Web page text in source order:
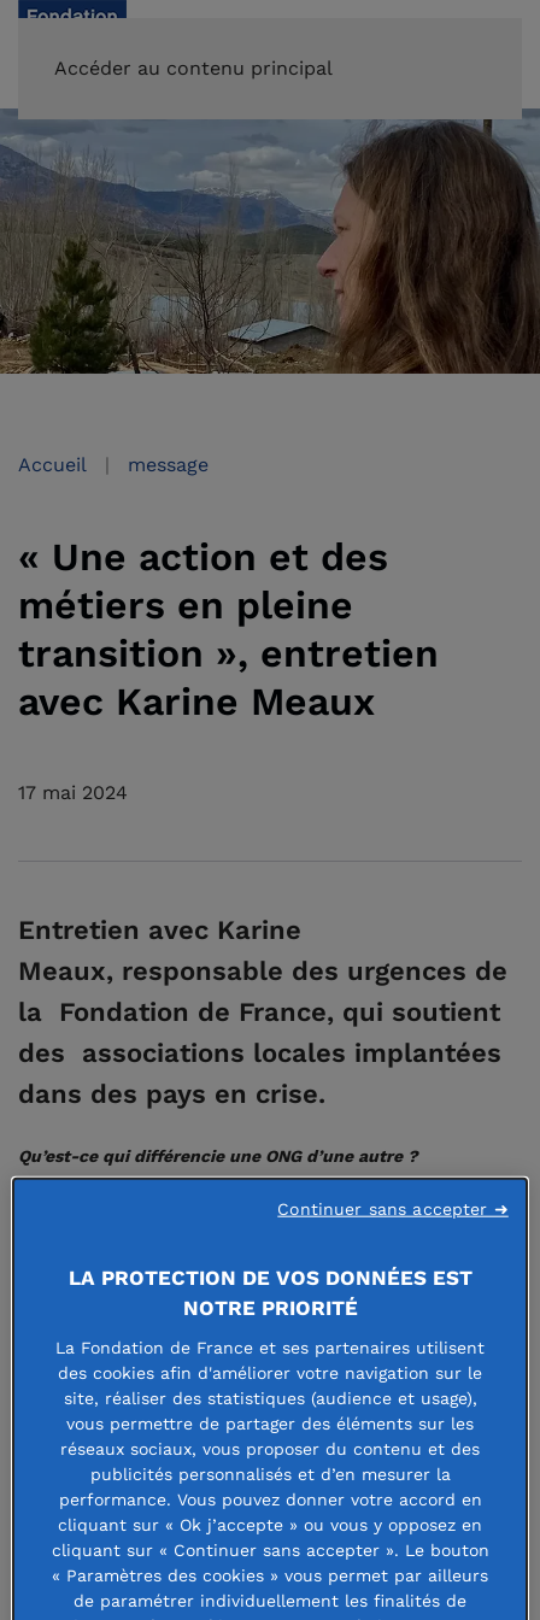
Accéder au contenu principal
Accueil message
« Une action et des
métiers en pleine
transition », entretien
avec Karine Meaux
17 mai 2024
Entretien avec Karine
Meaux, responsable des urgences de
la Fondation de France, qui soutient
des associations locales implantées
dans des pays en crise.
Qu’est-ce qui différencie une ONG d’une autre ?
Dans le secteur, les entités se différencient en fonction de
plaidoyer, les droits humains et l’environnement. Les ONG
dites humanitaires sont de deux types: il y a les
humanitaires pures, à savoir celles qui interviennent
uniquement sur des situations de crise à l’international, et
celles qui travaillent aussi sur des questions de
développement, comme c’est le cas du réseau Caritas
International, par exemple. Enfin, certaines ONG mènent
leurs actions à la fois en France et à l’international. De
nombreuses ONG présentent une spécialité, qu’elle soit
médicale, relative à la relance économique ou à la
LA PROTECTION DE VOS DONNÉES EST
NOTRE PRIORITÉ
La Fondation de France et ses partenaires utilisent
des cookies afin d'améliorer votre navigation sur le
site, réaliser des statistiques (audience et usage),
vous permettre de partager des éléments sur les
réseaux sociaux, vous proposer du contenu et des
publicités personnalisés et d’en mesurer la
performance. Vous pouvez donner votre accord en
cliquant sur « Ok j’accepte » ou vous y opposez en
cliquant sur « Continuer sans accepter ». Le bouton
« Paramètres des cookies » vous permet par ailleurs
de paramétrer individuellement les finalités de
Continuer sans accepter ➜